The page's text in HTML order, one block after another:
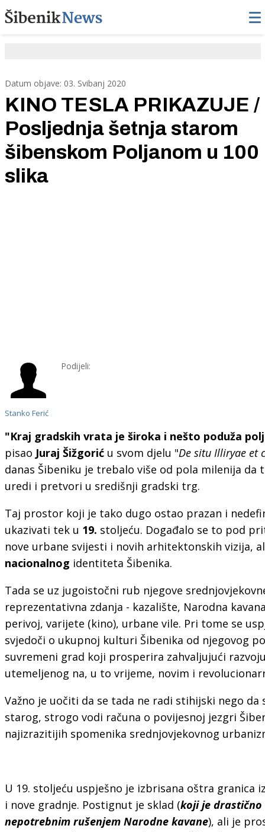
Datum objave: 03. Svibanj 2020
KINO TESLA PRIKAZUJE /
Posljednja šetnja starom
šibenskom Poljanom u 100
slika
Stanko Ferić
Podijeli:
"Kraj gradskih vrata je široka i nešto poduža
pisao Juraj Šižgoriću svom djelu "De situ Illiryae et
danas Šibeniku je trebalo više od pola milenija
uredi i pretvori u središnji gradski trg.
Taj prostor koji je tako dugo ostao prazan i
ukazivati tek u 19. stoljeću. Događalo se to pod
nove urbane svijesti i novih arhitektonskih vizija,
nacionalnog identiteta Šibenika.
Tada se uz jugoistočni rub njegove
reprezentativna zdanja - kazalište, Narodna
perivoj, varijete (kino), urbane vile. Pri tome se
svjedoči o ukupnoj kulturi Šibenika od njegovog
suvremeni grad koji prosperira zahvaljujući
utemeljenog na, u to vrijeme, novim i
Važno je uočiti da se tada ne radi stihijski nego
starog, strogo vodi računa o povijesnoj jezgri
najizrazitijih spomenika srednjovjekovnog
U 19. stoljeću uspješno je izbrisana oštra granica
i nove gradnje. Postignut je sklad (koji je drastično
nepotrebnim rušenjem Narodne kavane), ali je